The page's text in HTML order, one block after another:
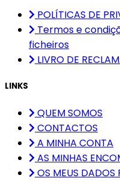
POLÍTICAS DE
Termos e
ficheiros
LIVRO DE
LINKS
QUEM SOMOS
CONTACTOS
A MINHA CONTA
AS MINHAS
OS MEUS DADOS